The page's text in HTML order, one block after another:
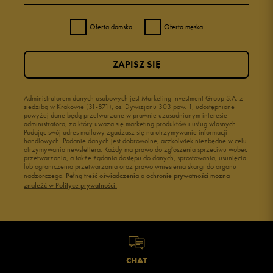
Oferta damska Oferta męska
Administratorem danych osobowych jest Marketing Investment Group S.A. z
siedzibą w Krakowie (31-871), os. Dywizjonu 303 paw. 1, udostępnione
powyżej dane będą przetwarzane w prawnie uzasadnionym interesie
administratora, za który uważa się marketing produktów i usług własnych.
Podając swój adres mailowy zgadzasz się na otrzymywanie informacji
handlowych. Podanie danych jest dobrowolne, aczkolwiek niezbędne w celu
otrzymywania newslettera. Każdy ma prawo do zgłoszenia sprzeciwu wobec
przetwarzania, a także żądania dostępu do danych, sprostowania, usunięcia
lub ograniczenia przetwarzania oraz prawo wniesienia skargi do organu
nadzorczego. Pełną treść oświadczenia o ochronie prywatności można
znaleźć w Polityce prywatności.
ZAPISZ SIĘ
CHAT